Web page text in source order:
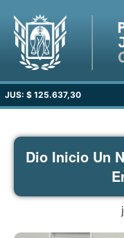
JUS: $ 125.637,30
Dio Inicio Un